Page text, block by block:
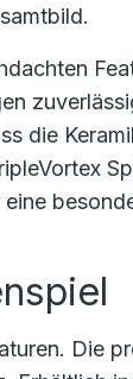
die
Die